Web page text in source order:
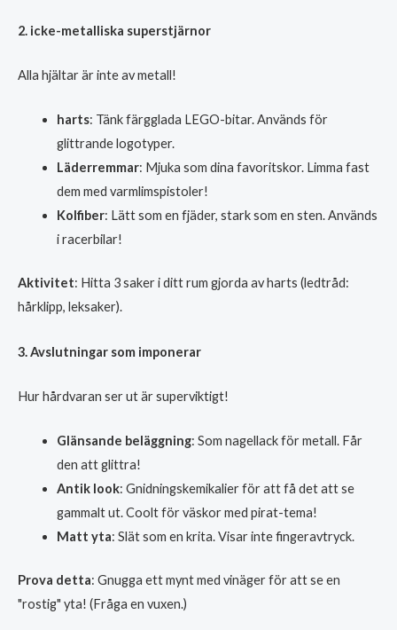
2. icke-metalliska superstjärnor
Alla hjältar är inte av metall!
harts: Tänk färgglada LEGO-bitar. Används för
glittrande logotyper.
Läderremmar: Mjuka som dina favoritskor. Limma fast
dem med varmlimspistoler!
Kolfiber: Lätt som en fjäder, stark som en sten. Används
i racerbilar!
Aktivitet: Hitta 3 saker i ditt rum gjorda av harts (ledtråd:
hårklipp, leksaker).
3. Avslutningar som imponerar
Hur hårdvaran ser ut är superviktigt!
Glänsande beläggning: Som nagellack för metall. Får
den att glittra!
Antik look: Gnidningskemikalier för att få det att se
gammalt ut. Coolt för väskor med pirat-tema!
Matt yta: Slät som en krita. Visar inte fingeravtryck.
Prova detta: Gnugga ett mynt med vinäger för att se en
"rostig" yta! (Fråga en vuxen.)